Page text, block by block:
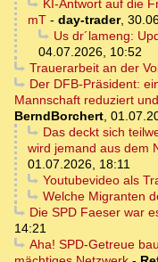
KI-Antwort auf die
mT - day-trader,
Us dr´lameng:
04.07.2026, 10:52
Trauerarbeit an der
Der DFB-Präsident:
Mannschaft reduziert
BerndBorchert,
Das deckt sich
wird jemand aus dem
01.07.2026, 18:11
Youtubevideo als
Welche Migranten
Die SPD Faeser war
14:21
Aha! SPD-Getreue